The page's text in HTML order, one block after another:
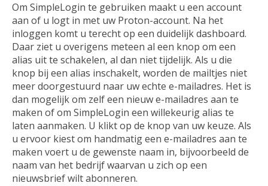
Om SimpleLogin te gebruiken maakt u een account
aan of u logt in met uw Proton-account. Na het
inloggen komt u terecht op een duidelijk dashboard.
Daar ziet u overigens meteen al een knop om een
alias uit te schakelen, al dan niet tijdelijk. Als u die
knop bij een alias inschakelt, worden de mailtjes niet
meer doorgestuurd naar uw echte e-mailadres. Het is
dan mogelijk om zelf een nieuw e-mailadres aan te
maken of om SimpleLogin een willekeurig alias te
laten aanmaken. U klikt op de knop van uw keuze. Als
u ervoor kiest om handmatig een e-mailadres aan te
maken voert u de gewenste naam in, bijvoorbeeld de
naam van het bedrijf waarvan u zich op een
nieuwsbrief wilt abonneren.